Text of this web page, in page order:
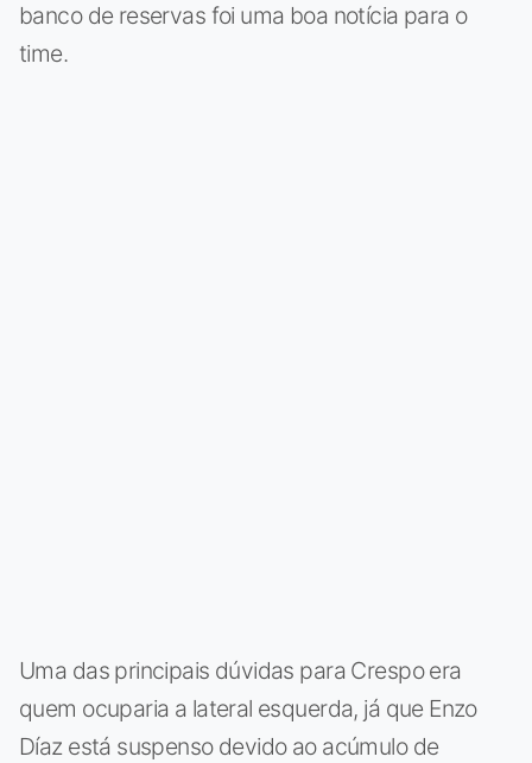
banco de reservas foi uma boa notícia para o
time.
Uma das principais dúvidas para Crespo era
quem ocuparia a lateral esquerda, já que Enzo
Díaz está suspenso devido ao acúmulo de